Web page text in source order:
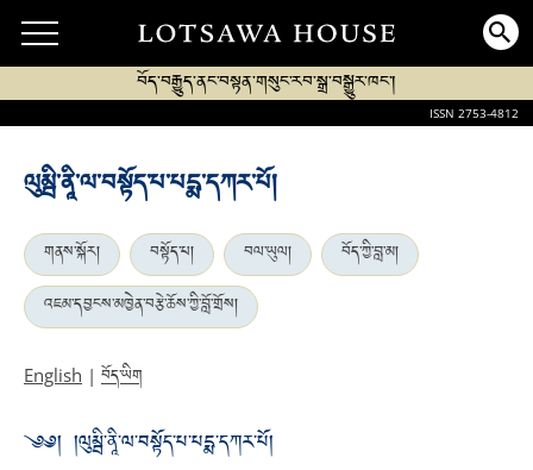
བོད་བརྒྱུད་ནང་བསྟན་གསུང་རབ་སྒྲ་བསྒྱུར་ཁང་།
ISSN 2753-4812
ལུམྦི་ནཱི་ལ་བསྟོད་པ་པདྨ་དཀར་པོ།
གནས་སྐོར། བསྟོད་པ། བལ་ཡུལ།
བོད་ཀྱི་བླ་མ།
འཇམ་དབྱངས་མཁྱེན་བརྩེ་ཆོས་ཀྱི་བློ་གྲོས།
English | བོད་ཡིག
༄༅། །ལུམྦི་ནཱི་ལ་བསྟོད་པ་པདྨ་དཀར་པོ།